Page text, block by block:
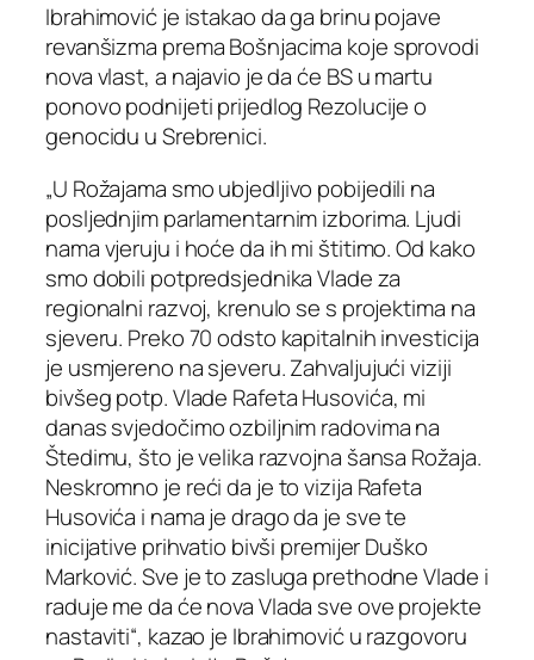
Ibrahimović je istakao da ga brinu pojave
revanšizma prema Bošnjacima koje sprovodi
nova vlast, a najavio je da će BS u martu
ponovo podnijeti prijedlog Rezolucije o
genocidu u Srebrenici.
„U Rožajama smo ubjedljivo pobijedili na
posljednjim parlamentarnim izborima. Ljudi
nama vjeruju i hoće da ih mi štitimo. Od kako
smo dobili potpredsjednika Vlade za
regionalni razvoj, krenulo se s projektima na
sjeveru. Preko 70 odsto kapitalnih investicija
je usmjereno na sjeveru. Zahvaljujući viziji
bivšeg potp. Vlade Rafeta Husovića, mi
danas svjedočimo ozbiljnim radovima na
Štedimu, što je velika razvojna šansa Rožaja.
Neskromno je reći da je to vizija Rafeta
Husovića i nama je drago da je sve te
inicijative prihvatio bivši premijer Duško
Marković. Sve je to zasluga prethodne Vlade i
raduje me da će nova Vlada sve ove projekte
nastaviti“, kazao je Ibrahimović u razgovoru